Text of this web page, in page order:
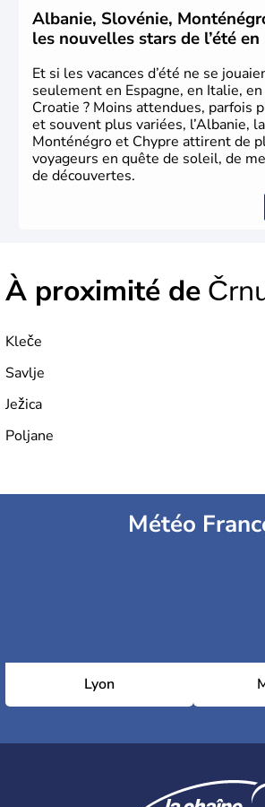
Albanie, Slovénie,
les nouvelles stars de l’été
Et si les vacances d’été ne se
seulement en Espagne, en Italie,
Croatie ? Moins attendues, parfois
et souvent plus variées, l’Albanie,
Monténégro et Chypre attirent de
voyageurs en quête de soleil, de
de découvertes.
À proximité de
Kleče
Savlje
Ježica
Poljane
Météo
Lyon